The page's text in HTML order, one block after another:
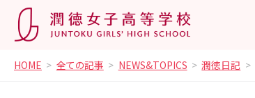
HOME 全ての記事 NEWS&TOPICS 潤徳日記